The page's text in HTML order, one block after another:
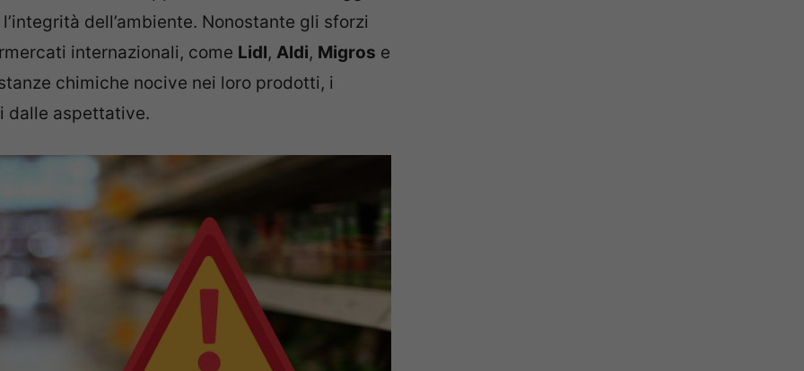
dell’ambiente. Nonostante gli sforzi
internazionali, come Lidl, Aldi, Migros e
chimiche nocive nei loro prodotti, i
dalle aspettative.